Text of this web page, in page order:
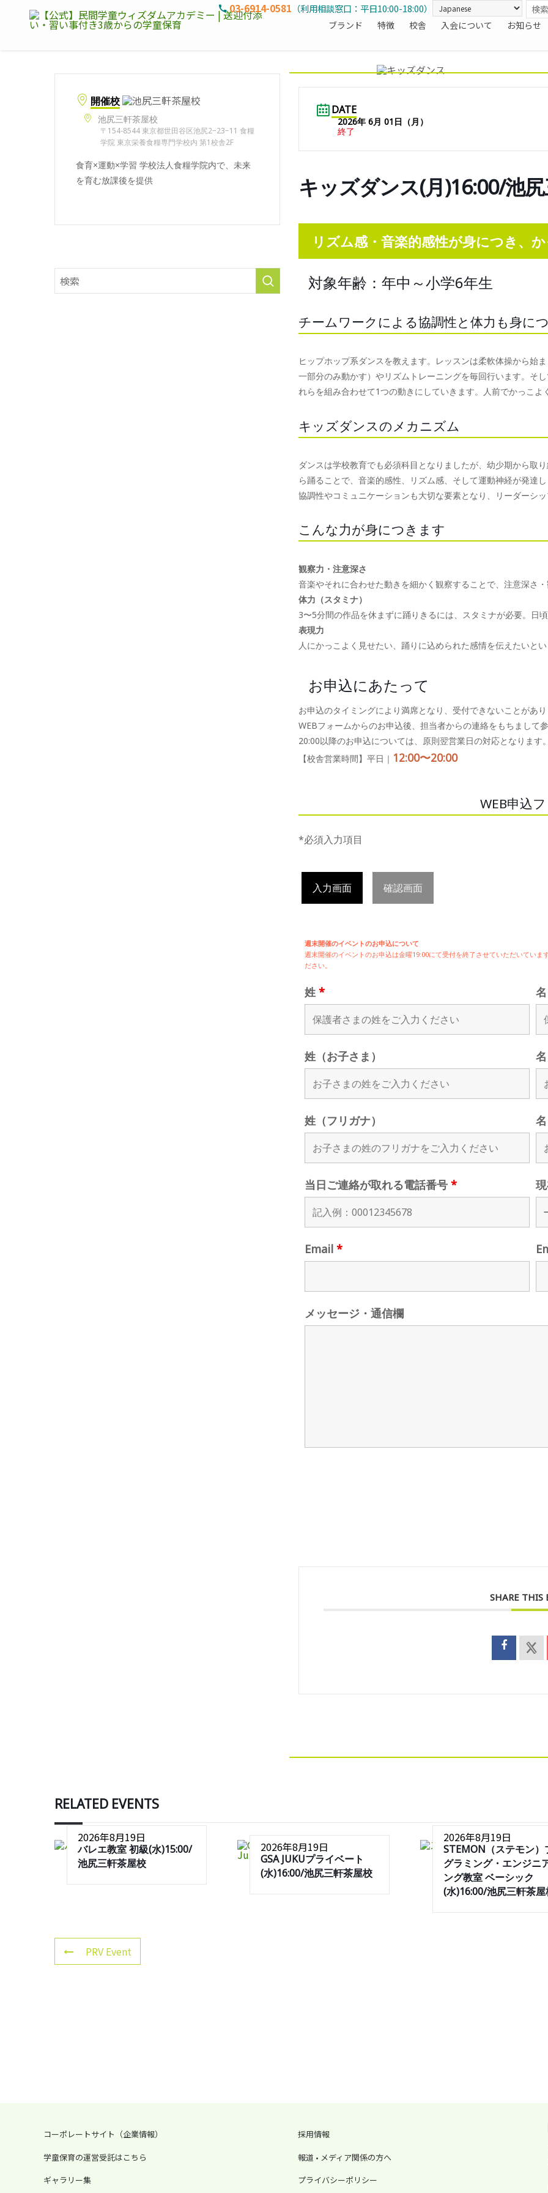
ブランド 特徴 校舎 入会について お知らせ
03-6914-0581 （利用相談窓口：平日10:00-18:00）
開催校
池尻三軒茶屋校
〒154-8544 東京都世田谷区池尻2−23−11 食糧
学院 東京栄養食糧専門学校内 第1校舎2F
食育×運動×学習 学校法人食糧学院内で、未来
を育む放課後を提供
DATE
2026年 6月 01日（月）
終了
キッズダンス(月)16:00/池
リズム感・音楽的感性が身につき、
対象年齢：年中～小学6年生
チームワークによる協調性と体力も身につ
ヒップホップ系ダンスを教えます。レッスンは柔軟体操から始
一部分のみ動かす）やリズムトレーニングを毎回行います。そ
れらを組み合わせて1つの動きにしていきます。人前でかっこよ
キッズダンスのメカニズム
ダンスは学校教育でも必須科目となりましたが、幼少期から取
ら踊ることで、音楽的感性、リズム感、そして運動神経が発達
協調性やコミュニケーションも大切な要素となり、リーダーシッ
こんな力が身につきます
観察力・注意深さ
音楽やそれに合わせた動きを細かく観察することで、注意深さ・
体力（スタミナ）
3〜5分間の作品を休まずに踊りきるには、スタミナが必要。日
表現力
人にかっこよく見せたい、踊りに込められた感情を伝えたいと
お申込にあたって
お申込のタイミングにより満席となり、受付できないことがあ
WEBフォームからのお申込後、担当者からの連絡をもちまして参
20:00以降のお申込については、原則翌営業日の対応となります。
【校舎営業時間】平日｜ 12:00〜20:00
WEB申込
*必須入力項目
入力画面 確認画面
週末開催のイベントのお申込について
週末開催のイベントのお申込は金曜19:00にて受付を終了させていただいていま
ださい。
姓 *
姓（お子さま）
姓（フリガナ）
当日ご連絡が取れる電話番号 *
Email *
メッセージ・通信欄
SHARE THIS
RELATED EVENTS
2026年8月19日
バレエ教室 初級(水)15:00/
池尻三軒茶屋校
2026年8月19日
GSA JUKUプライベート
(水)16:00/池尻三軒茶屋校
2026年8月19日
STEMON（ステモン）
グラミング・エンジニ
ング教室 ベーシック
(水)16:00/池尻三軒茶屋
PRV Event
コーポレートサイト（企業情報）
学童保育の運営受託はこちら
ギャラリー集
採用情報
報道 • メディア関係の方へ
プライバシーポリシー